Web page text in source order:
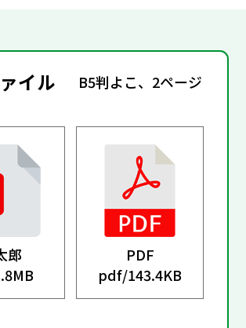
イル B5判よこ、2ページ
郎
PDF
pdf/143.4KB